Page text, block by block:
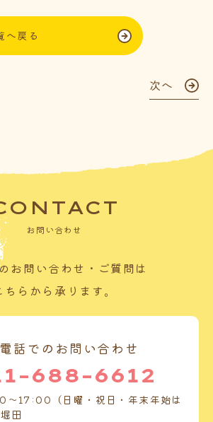
へ戻る
次へ
お問い合わせ
お問い合わせ・ご質問は
ちらから承ります。
話でのお問い合わせ
688-6612
17:00（日曜・祝日・年末年始は
田